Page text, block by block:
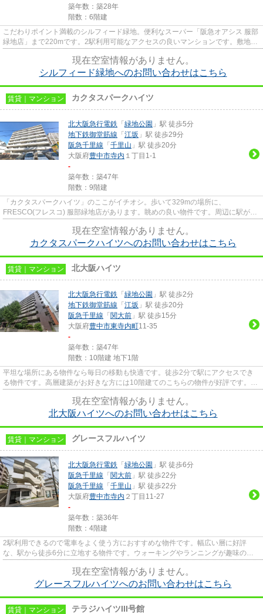
築年数：築28年
階数：6階建
こだわりポイント満載のシルフィード緑地。便利なスーパー「阪急オアシス 服部
緑地店」まで220mです。2駅利用可能なアクセスの良いマンションです。敷地内
現在空室情報がありません。
シルフィード緑地へのお問い合わせはこちら
賃貸｜マンション カクタスパークハイツ
北大阪急行電鉄 「 緑地公園 」駅 徒歩5分
地下鉄御堂筋線 「 江坂 」駅 徒歩29分
阪急千里線 「 千里山 」駅 徒歩20分
大阪府豊中市寺内 １丁目1-1
-
築年数：築47年
階数：9階建
「カクタスパークハイツ」のここがイチオシ。歩いて329mの場所に、
FRESCO(フレスコ) 服部緑地店があります。眺めの良い物件です。周辺に駅が二
現在空室情報がありません。
カクタスパークハイツへのお問い合わせはこちら
賃貸｜マンション 北大阪ハイツ
北大阪急行電鉄 「 緑地公園 」駅 徒歩2分
地下鉄御堂筋線 「 江坂 」駅 徒歩20分
阪急千里線 「 関大前 」駅 徒歩15分
大阪府豊中市東寺内町11-35
-
築年数：築47年
階数：10階建 地下1階
平坦な場所にある物件なら毎日の移動も快適です。徒歩2分で駅にアクセスでき
る物件です。高層建築がお好きな方には10階建てのこちらの物件が好評です。こ
現在空室情報がありません。
北大阪ハイツへのお問い合わせはこちら
賃貸｜マンション グレースフルハイツ
北大阪急行電鉄 「 緑地公園 」駅 徒歩6分
阪急千里線 「 関大前 」駅 徒歩22分
阪急千里線 「 千里山 」駅 徒歩22分
大阪府豊中市寺内 ２丁目11-27
-
築年数：築36年
階数：4階建
2駅利用できるので電車をよく使う方におすすめな物件です。幅広い層に好評
な、駅から徒歩6分に立地する物件です。ウォーキングやランニングが趣味の方
現在空室情報がありません。
グレースフルハイツへのお問い合わせはこちら
賃貸｜マンション テラジハイツIII号館